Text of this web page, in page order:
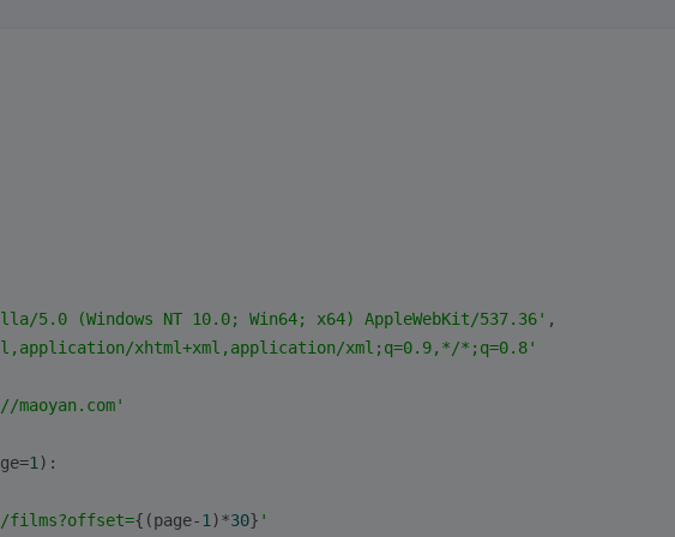
5.0 (Windows NT 10.0; Win64; x64) AppleWebKit/537.36' ,
xhtml+xml,application/xml;q=0.9,*/*;q=0.8'
1 ):
/films?offset={(page-1 )*30} '